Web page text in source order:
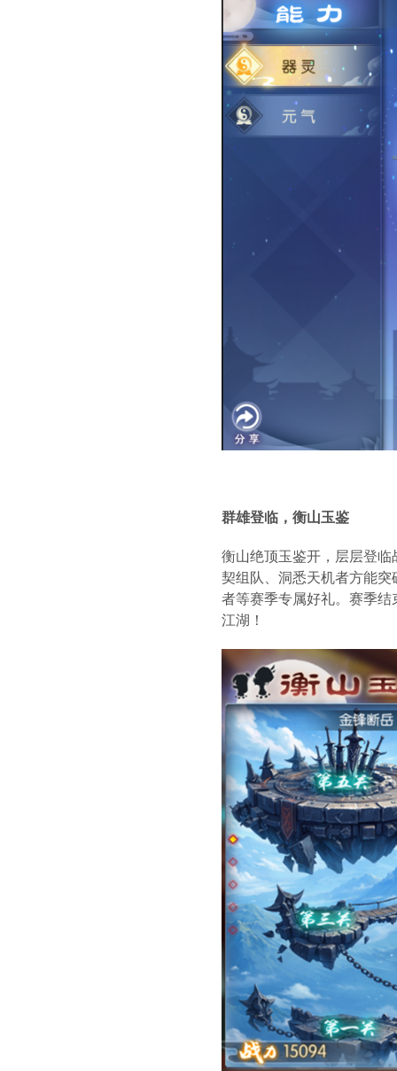
群雄登临，衡山玉鉴
衡山绝顶玉鉴开，层层登
契组队、洞悉天机者方能
者等赛季专属好礼。赛季结
江湖！